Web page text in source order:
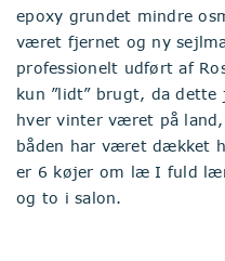
epoxy grundet mindre
været fjernet og ny
professionelt udført af
kun ”lidt” brugt, da dette
hver vinter været på
båden har været dækket
er 6 køjer om læ I fuld
og to i salon.